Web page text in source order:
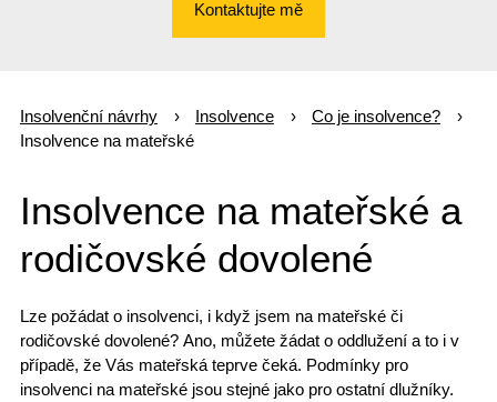
Kontaktujte mě
Insolvenční návrhy Insolvence
Co je insolvence?
Insolvence na mateřské
Insolvence na mateřské a
rodičovské dovolené
Lze požádat o insolvenci, i když jsem na mateřské či
rodičovské dovolené? Ano, můžete žádat o oddluženía to i v
případě, že Vás mateřská teprve čeká. Podmínky pro
insolvenci na mateřské jsou stejné jako pro ostatní dlužníky.